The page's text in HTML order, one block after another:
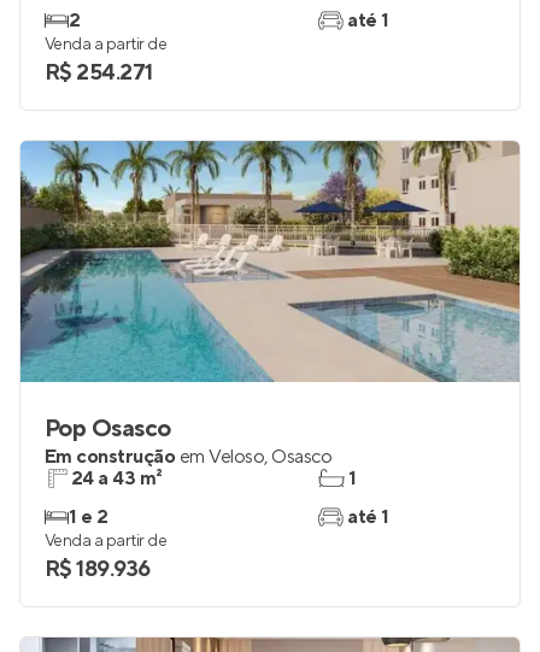
2
até 1
Venda a partir de
R$ 254.271
Pop Osasco
Em construção em Veloso, Osasco
24 a 43 m²
1 e 2
1
até 1
Venda a partir de
R$ 189.936